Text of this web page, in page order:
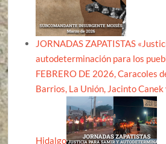
JORNADAS ZAPATISTAS
autodeterminación para los
FEBRERO DE 2026, Caracoles
Barrios, La Unión, Jacinto
Hidalgo